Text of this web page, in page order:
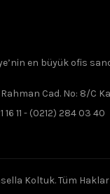
en büyük ofis
Rahman Cad. No: 8/C
16 11 - (0212) 284 03 40
Koltuk. Tüm